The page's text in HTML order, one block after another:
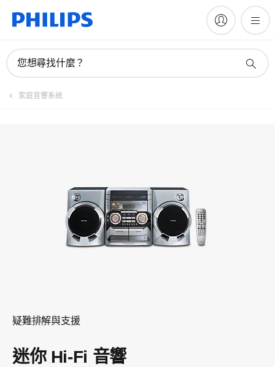
您想尋找什麼？
家庭音響系統
疑難排解與支援
迷你 Hi-Fi 音響
註冊產品